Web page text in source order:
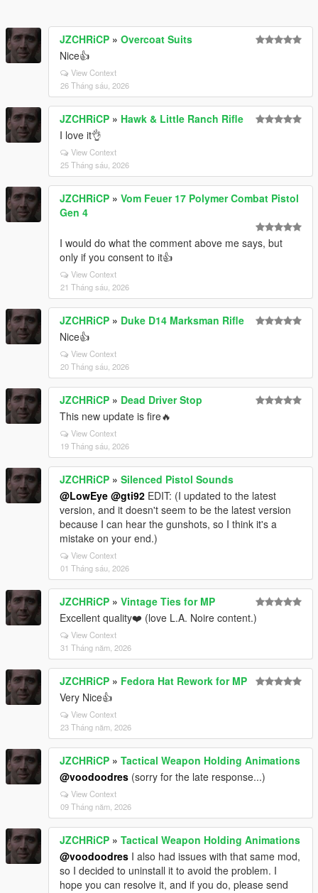
JZCHRiCP » Overcoat Suits
Nice👍
View Context
26 Tháng sáu, 2026
JZCHRiCP » Hawk & Little Ranch Rifle
I love it👌
View Context
25 Tháng sáu, 2026
JZCHRiCP » Vom Feuer 17 Polymer Combat Pistol
Gen 4
I would do what the comment above me says, but
only if you consent to it👍
View Context
21 Tháng sáu, 2026
JZCHRiCP » Duke D14 Marksman Rifle
Nice👍
View Context
20 Tháng sáu, 2026
JZCHRiCP » Dead Driver Stop
This new update is fire🔥
View Context
19 Tháng sáu, 2026
JZCHRiCP » Silenced Pistol Sounds
@LowEye @gti92 EDIT: (I updated to the latest
version, and it doesn't seem to be the latest version
because I can hear the gunshots, so I think it's a
mistake on your end.)
View Context
01 Tháng sáu, 2026
JZCHRiCP » Vintage Ties for MP
Excellent quality❤️ (love L.A. Noire content.)
View Context
31 Tháng năm, 2026
JZCHRiCP » Fedora Hat Rework for MP
Very Nice👍
View Context
23 Tháng năm, 2026
JZCHRiCP » Tactical Weapon Holding Animations
@voodoodres (sorry for the late response...)
View Context
09 Tháng năm, 2026
JZCHRiCP » Tactical Weapon Holding Animations
@voodoodres I also had issues with that same mod,
so I decided to uninstall it to avoid the problem. I
hope you can resolve it, and if you do, please send